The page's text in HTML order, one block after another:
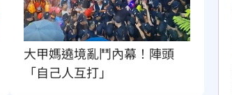
大甲媽遶境亂鬥內幕！陣頭
「自己人互打」